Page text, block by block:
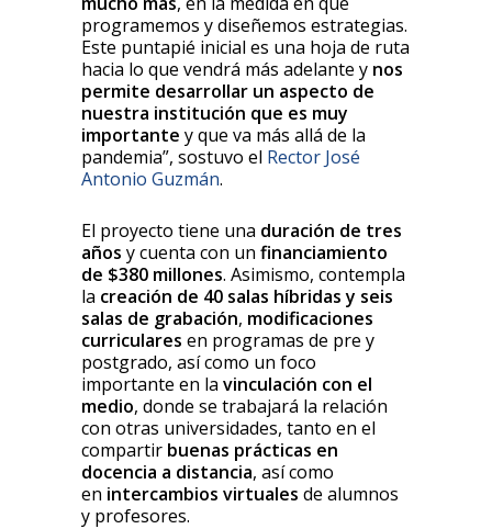
programemos y diseñemos estrategias.
Este puntapié inicial es una hoja de ruta
hacia lo que vendrá más adelante y nos
permite desarrollar un aspecto de
nuestra institución que es muy
importante y que va más allá de la
pandemia”, sostuvo el Rector José
Antonio Guzmán.
El proyecto tiene una duración de tres
años y cuenta con un financiamiento
de $380 millones. Asimismo, contempla
la creación de 40 salas híbridas y seis
salas de grabación, modificaciones
curriculares en programas de pre y
postgrado, así como un foco
importante en la vinculación con el
medio, donde se trabajará la relación
con otras universidades, tanto en el
compartir buenas prácticas en
docencia a distancia, así como
en intercambios virtuales de alumnos
y profesores.